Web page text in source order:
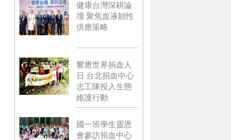
健康台灣深耕論
壇 聚焦血液韌性
供應策略
響應世界捐血人
日 台北捐血中心
志工隊投入生態
維護行動
國一班學生靈恩
會參訪捐血中心